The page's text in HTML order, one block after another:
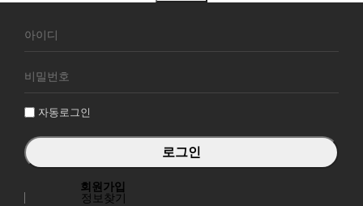
원
그
자동로그인
회원가입
정보찾기